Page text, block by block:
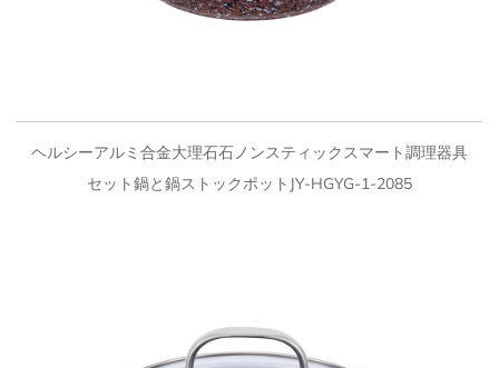
クイックビュー
ヘルシーアルミ合金大理石石ノンスティックスマート調理器具
セット鍋と鍋ストックポットJY-HGYG-1-2085